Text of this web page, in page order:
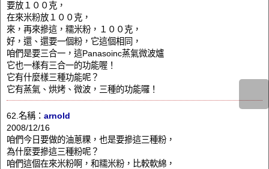
要放１００克，
在來米粉放１００克，
來，再來摻這，糯米粉，１００克，
好，還、還要一個粉，它這個相同，
咱們是要三合一，這Panasoinc蒸氣微波爐
它也一樣有三合一的功能喔！
它有什麼樣三種功能呢？
它有蒸氣、烘烤、微波，三種的功能囉！
62.名稱： arnold
2008/12/16
咱們今日要做的油蔥粿，也是要摻這三種粉，
為什麼要摻這三種粉呢？
咱們這個在來米粉啊，和糯米粉，比較軟綿，